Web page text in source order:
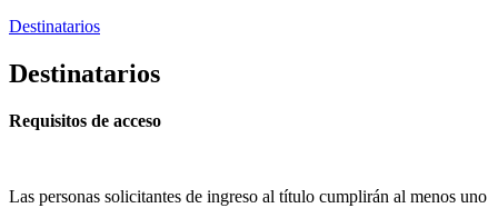
Destinatarios
Destinatarios
Requisitos de acceso
Las personas solicitantes de ingreso al título cumplirán al menos uno